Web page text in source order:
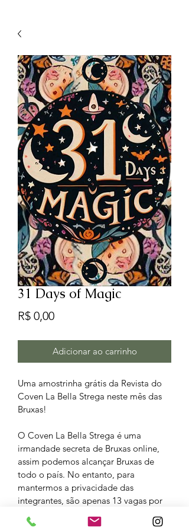
31 Days of Magic
R$ 0,00Preço
Adicionar ao carrinho
Uma amostrinha grátis da Revista do
Coven La Bella Strega neste mês das
Bruxas!
O Coven La Bella Strega é uma
irmandade secreta de Bruxas online,
assim podemos alcançar Bruxas de
todo o país. No entanto, para
mantermos a privacidade das
integrantes, são apenas 13 vagas por
ciclo.